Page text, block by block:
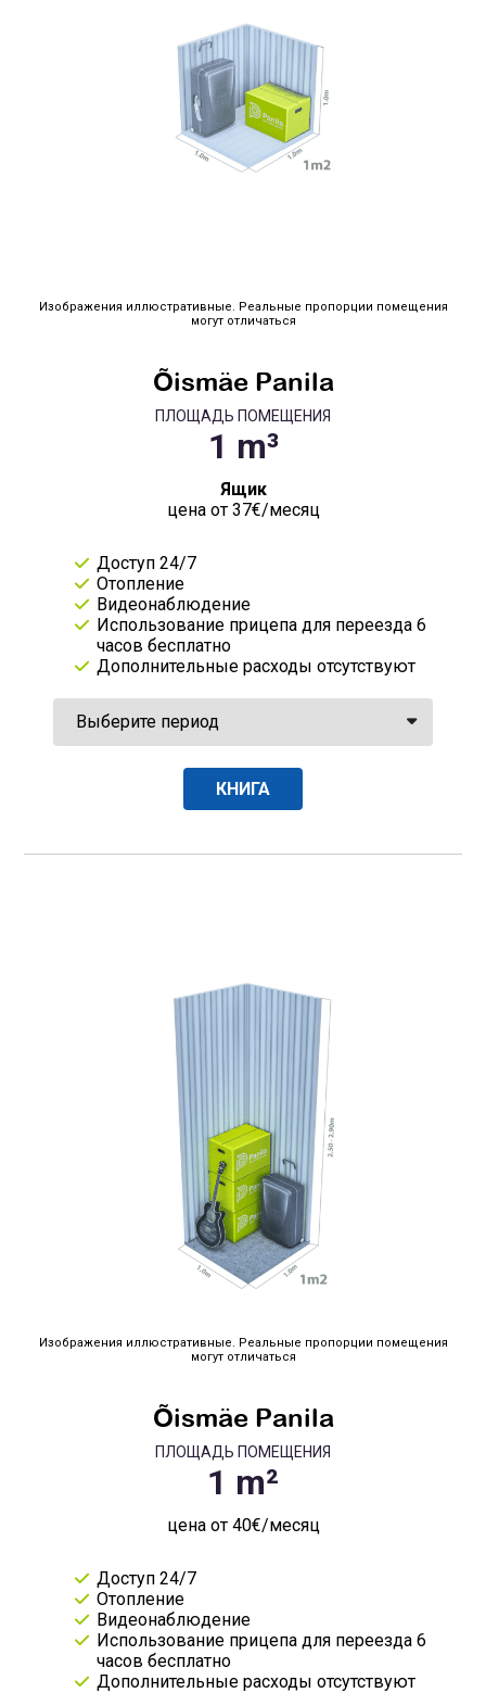
Изображения иллюстративные. Реальные пропорции помещения
могут отличаться
Õismäe Panila
ПЛОЩАДЬ ПОМЕЩЕНИЯ
Ящик
цена от 37€/месяц
Доступ 24/7
Отопление
Видеонаблюдение
Использование прицепа для переезда 6
часов бесплатно
Дополнительные расходы отсутствуют
КНИГА
Изображения иллюстративные. Реальные пропорции помещения
могут отличаться
Õismäe Panila
ПЛОЩАДЬ ПОМЕЩЕНИЯ
цена от 40€/месяц
Доступ 24/7
Отопление
Видеонаблюдение
Использование прицепа для переезда 6
часов бесплатно
Дополнительные расходы отсутствуют